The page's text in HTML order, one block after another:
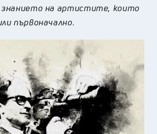
знанието на артистите, които
първоначално.